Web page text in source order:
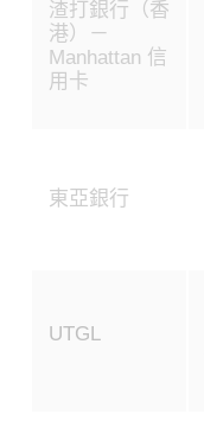
渣打銀行（香
港）－
Manhattan 信
用卡
東亞銀行
UTGL